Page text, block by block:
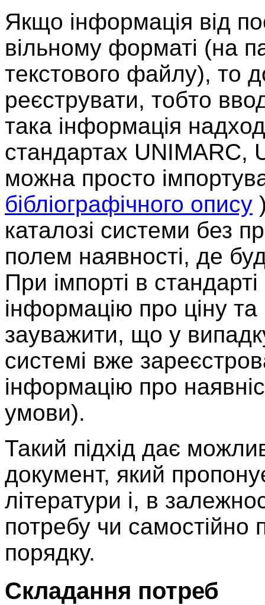
Якщо інформація від
вільному форматі (на
текстового файлу), то
реєструвати, тобто
така інформація
стандартах UNIMARC,
можна просто
бібліографічного опису
каталозі системи без
полем наявності, де
При імпорті в
інформацію про ціну
зауважити, що у
системі вже
інформацію про
умови).
Такий підхід дає
документ, який
літератури і, в
потребу чи самостійно
порядку.
Складання потреб